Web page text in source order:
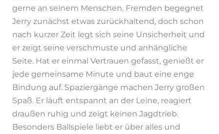
gerne an seinem Menschen. Fremden begegnet
Jerry zunächst etwas zurückhaltend, doch schon
nach kurzer Zeit legt sich seine Unsicherheit und
er zeigt seine verschmuste und anhängliche
Seite. Hat er einmal Vertrauen gefasst, genießt er
jede gemeinsame Minute und baut eine enge
Bindung auf. Spaziergänge machen Jerry großen
Spaß. Er läuft entspannt an der Leine, reagiert
draußen ruhig und zeigt keinen Jagdtrieb.
Besonders Ballspiele liebt er über alles und